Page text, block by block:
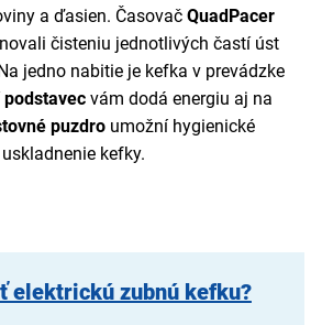
a ďasien. Časovač QuadPacer
čisteniu jednotlivých častí úst
jedno nabitie je kefka v prevádzke
podstavec vám dodá energiu aj na
puzdro umožní hygienické
uskladnenie kefky.
elektrickú zubnú kefku?